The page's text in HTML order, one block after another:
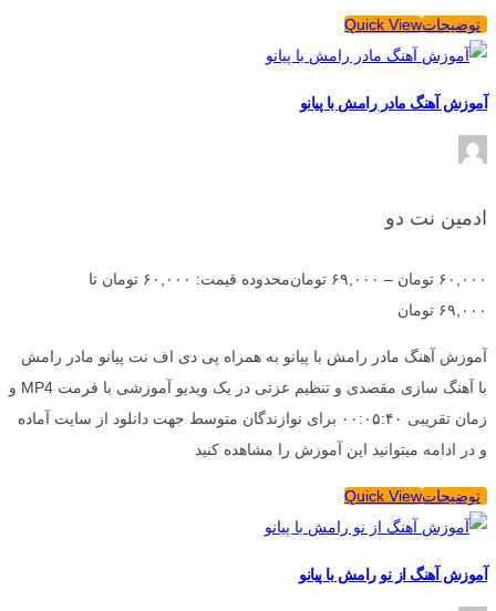
توضیحاتQuick View
آموزش آهنگ مادر رامش با پیانو
ادمین نت دو
۶۰,۰۰۰ تومان – ۶۹,۰۰۰ تومان
محدوده قیمت: ۶۰,۰۰۰ تومان تا
۶۹,۰۰۰ تومان
آموزش آهنگ مادر رامش با پیانو به همراه پی دی اف نت پیانو مادر رامش
با آهنگ سازی مقصدی و تنظیم عزتی در یک ویدیو آموزشی با فرمت MP4 و
زمان تقریبی ۰۰:۰۵:۴۰ برای نوازندگان متوسط جهت دانلود از سایت آماده
و در ادامه میتوانید این آموزش را مشاهده کنید
توضیحاتQuick View
آموزش آهنگ از نو رامش با پیانو